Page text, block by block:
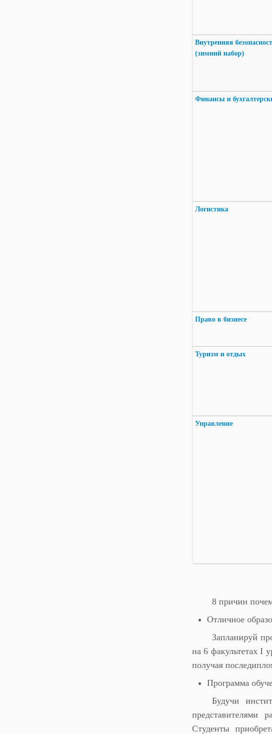
Внутренняя
(зимний набор)
Финансы и
Логистика
Право в бизнесе
Туризм и отдых
Управление
8 причин
Отличное
Запланируй
на 6 факультетах I
получая
Программа
Будучи
представителями
Студенты